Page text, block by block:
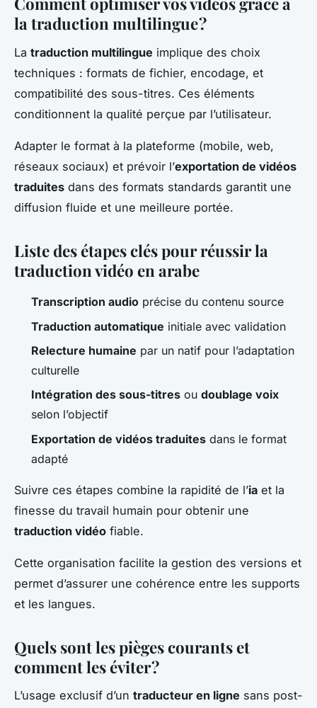
la traduction multilingue ?
La traduction multilingue implique des choix
techniques : formats de fichier, encodage, et
compatibilité des sous-titres. Ces éléments
conditionnent la qualité perçue par l’utilisateur.
Adapter le format à la plateforme (mobile, web,
réseaux sociaux) et prévoir l’exportation de vidéos
traduites dans des formats standards garantit une
diffusion fluide et une meilleure portée.
Liste des étapes clés pour réussir la
traduction vidéo en arabe
Transcription audio précise du contenu source
Traduction automatique initiale avec validation
Relecture humaine par un natif pour l’adaptation
culturelle
Intégration des sous-titres ou doublage voix
selon l’objectif
Exportation de vidéos traduites dans le format
adapté
Suivre ces étapes combine la rapidité de l’ia et la
finesse du travail humain pour obtenir une
traduction vidéo fiable.
Cette organisation facilite la gestion des versions et
permet d’assurer une cohérence entre les supports
et les langues.
Quels sont les pièges courants et
comment les éviter ?
L’usage exclusif d’un traducteur en ligne sans post-